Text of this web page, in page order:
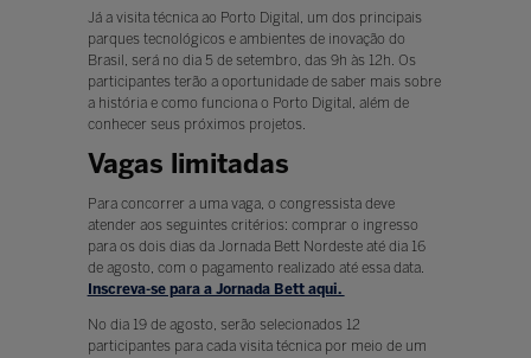
Já a visita técnica ao Porto Digital, um dos principais
parques tecnológicos e ambientes de inovação do
Brasil, será no dia 5 de setembro, das 9h às 12h. Os
participantes terão a oportunidade de saber mais sobre
a história e como funciona o Porto Digital, além de
conhecer seus próximos projetos.
Vagas limitadas
Para concorrer a uma vaga, o congressista deve
atender aos seguintes critérios: comprar o ingresso
para os dois dias da Jornada Bett Nordeste até dia 16
de agosto, com o pagamento realizado até essa data.
Inscreva-se para a Jornada Bett aqui.
No dia 19 de agosto, serão selecionados 12
participantes para cada visita técnica por meio de um